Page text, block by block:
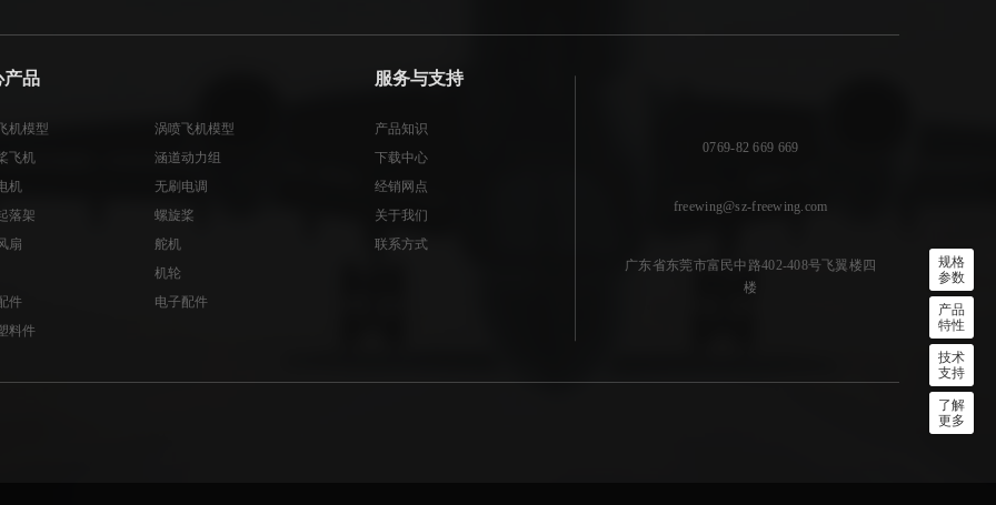
规格
参数
产品
特性
技术
支持
了解
更多
产品
机模型
涡喷飞机模型
飞机
涵道动力组
机
无刷电调
落架
螺旋桨
扇
舵机
机轮
件
电子配件
料件
服务与支持
产品知识
下载中心
经销网点
关于我们
联系方式
0769-82 669 669
freewing@sz-freewing.com
广东省东莞市富民中路402-408号飞翼楼四
楼